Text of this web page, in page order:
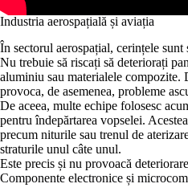
Industria aerospațială și aviația
În sectorul aerospațial, cerințele sunt
Nu trebuie să riscați să deteriorați
aluminiu sau materialele compozite.
provoca, de asemenea, probleme
De aceea, multe echipe folosesc
pentru îndepărtarea vopselei.
precum niturile sau trenul de
straturile unul câte unul.
Este precis și nu provoacă
Componente electronice și